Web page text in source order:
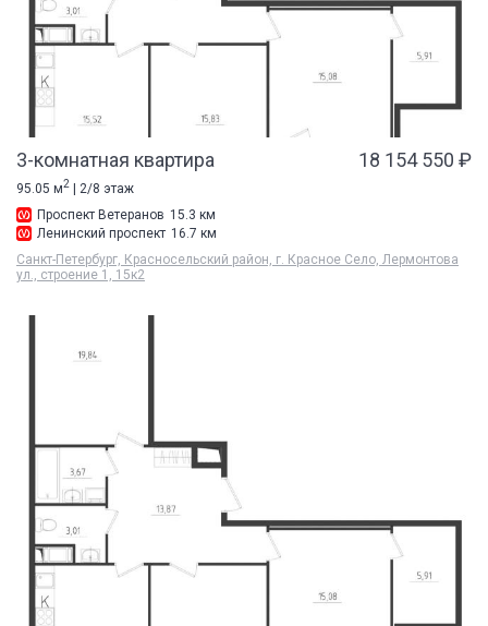
3-комнатная квартира 18 154 550 ₽
95.05 м2
| 2/8 этаж
Проспект Ветеранов 15.3 км
Ленинский проспект 16.7 км
Санкт-Петербург, Красносельский район, г. Красное Село, Лермонтова
ул., строение 1, 15к2